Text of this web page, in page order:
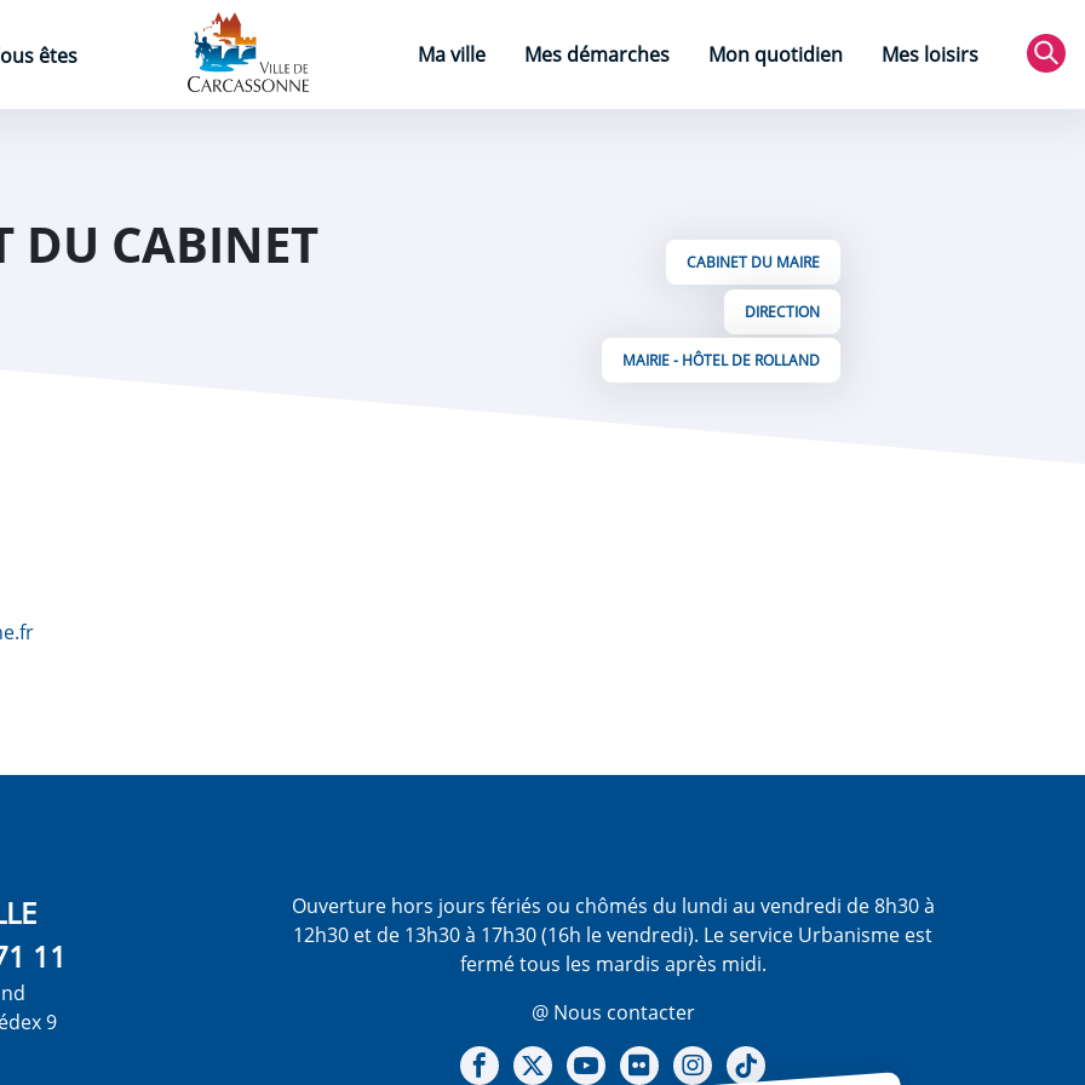
êtes
Page d'accueil
Ma ville
Mes démarches Mon quotidien
Mes loisirs
DU CABINET CABINET DU MAIRE
DIRECTION
MAIRIE - HÔTEL DE ROLLAND
11
9
Ouverture hors jours fériés ou chômés du lundi au vendredi de 8h30 à
12h30 et de 13h30 à 17h30 (16h le vendredi). Le service Urbanisme est
fermé tous les mardis après midi.
@ Nous contacter
Notre Facebook
Notre X - (twitter)
Notre chaine Youtube
Notre Gallerie sur Flickr
Notre Instagram